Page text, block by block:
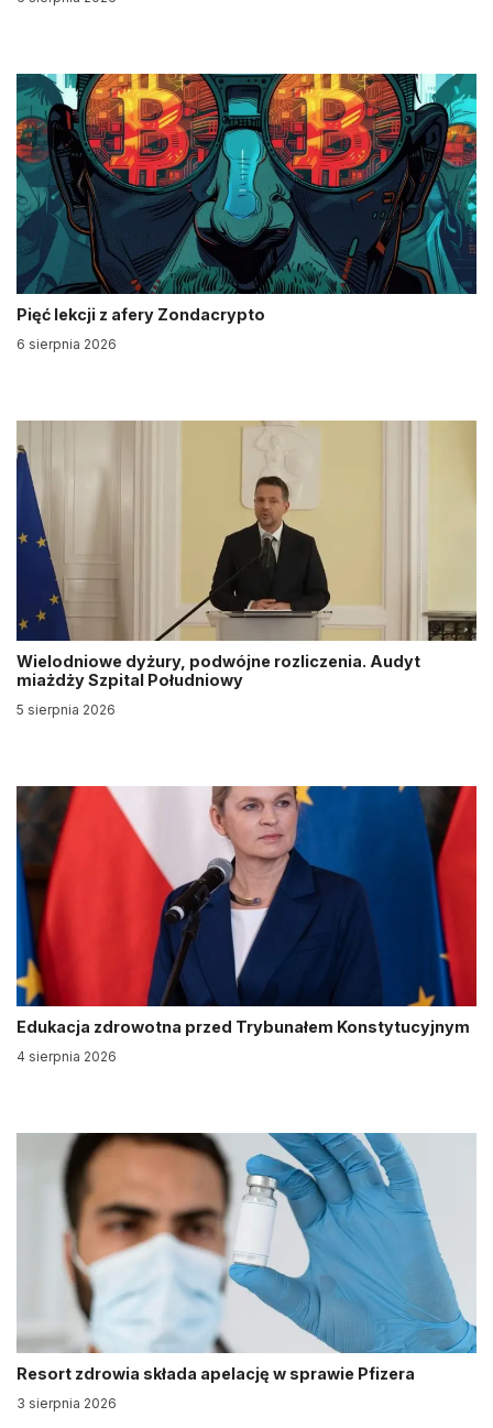
Pięć lekcji z afery Zondacrypto
6 sierpnia 2026
Wielodniowe dyżury, podwójne rozliczenia. Audyt
miażdży Szpital Południowy
5 sierpnia 2026
Edukacja zdrowotna przed Trybunałem Konstytucyjnym
4 sierpnia 2026
Resort zdrowia składa apelację w sprawie Pfizera
3 sierpnia 2026